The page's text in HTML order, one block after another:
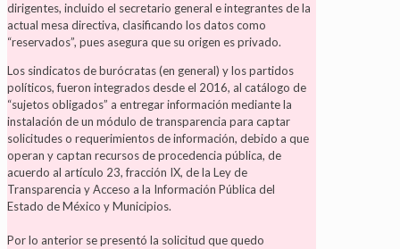
dirigentes, incluido el secretario general e integrantes de la
actual mesa directiva, clasificando los datos como
“reservados”, pues asegura que su origen es privado.
Los sindicatos de burócratas (en general) y los partidos
políticos, fueron integrados desde el 2016, al catálogo de
“sujetos obligados” a entregar información mediante la
instalación de un módulo de transparencia para captar
solicitudes o requerimientos de información, debido a que
operan y captan recursos de procedencia pública, de
acuerdo al artículo 23, fracción IX, de la Ley de
Transparencia y Acceso a la Información Pública del
Estado de México y Municipios.
Por lo anterior se presentó la solicitud que quedo